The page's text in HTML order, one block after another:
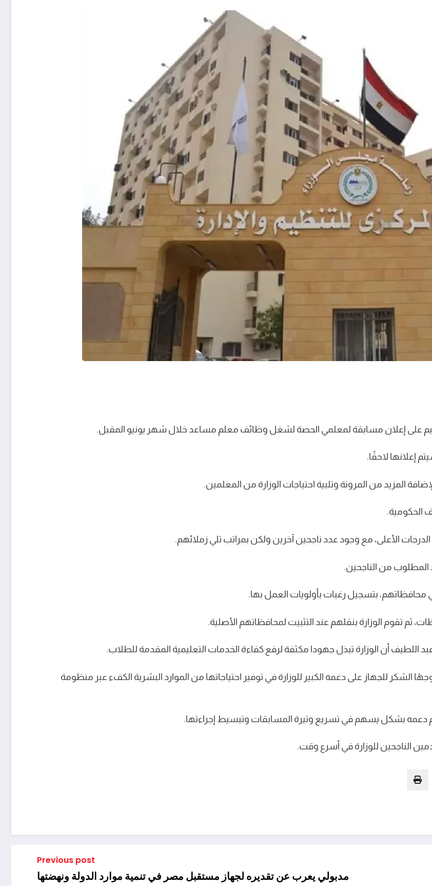
على إعلان مسابقة لمعلمي الحصة لشغل وظائف معلم مساعد خلال شهر يونيو المقبل.
إعلانها لاحقًا.
المزيد من المرونة وتلبية احتياجات الوزارة من المعلمين.
الحكومية.
الأعلى، مع وجود عدد ناجحين آخرين ولكن بمراتب تلي زملائهم.
المطلوب من الناجحين.
بتسجيل رغبات بأولويات العمل بها.
ثم تقوم الوزارة بنقلهم عند التثبيت لمحافظاتهم الأصلية.
اللطيف أن الوزارة تبذل جهودا مكثفة لرفع كفاءة الخدمات التعليمية المقدمة للطلاب.
الشكر للجهاز على دعمه الكبير للوزارة في توفير احتياجاتها من الموارد البشرية الكفء عبر منظومة
دعمه بشكل يسهم في تسريع وتيرة المسابقات وتبسيط إجراءتها.
الناجحين للوزارة في أسرع وقت.
Previous post
مدبولي يعرب عن تقديره لجهاز مستقبل مصر في تنمية موارد الدولة ونهضتها